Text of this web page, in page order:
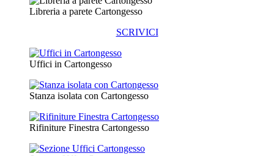
Libreria a parete Cartongesso
SCRIVICI
Uffici in Cartongesso
Stanza isolata con Cartongesso
Rifiniture Finestra Cartongesso